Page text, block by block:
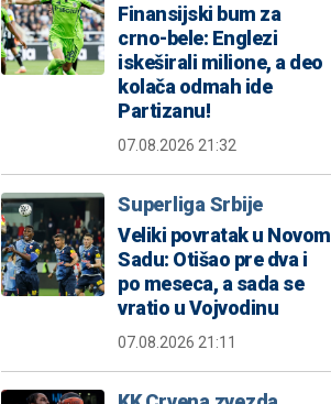
Finansijski bum za
crno-bele: Englezi
iskeširali milione, a deo
kolača odmah ide
Partizanu!
07.08.2026 21:32
Superliga Srbije
Veliki povratak u Novom
Sadu: Otišao pre dva i
po meseca, a sada se
vratio u Vojvodinu
07.08.2026 21:11